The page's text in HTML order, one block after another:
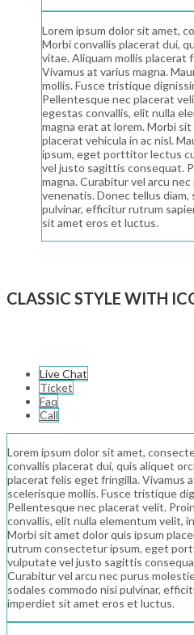
Lorem ipsum dolor sit amet,
Morbi convallis placerat dui,
vitae. Aliquam mollis placerat
Vivamus at varius magna.
mollis. Fusce tristique
Pellentesque nec placerat
egestas convallis, elit nulla
magna erat at lorem. Morbi
placerat vehicula in ac nisl.
ipsum, eget porttitor lectus
vel justo sagittis consequat.
magna. Curabitur vel arcu
venenatis. Donec tellus diam,
pulvinar, efficitur rutrum
sit amet eros et luctus.
CLASSIC STYLE WITH
Live Chat
Ticket
Faq
Call
Lorem ipsum dolor sit amet,
convallis placerat dui, quis aliquet
placerat felis eget fringilla. Vivamus
scelerisque mollis. Fusce tristique
Pellentesque nec placerat velit.
convallis, elit nulla elementum velit,
Morbi sit amet dolor quis ipsum
rutrum consectetur ipsum, eget
vulputate vel justo sagittis
Curabitur vel arcu nec purus
sodales commodo nisi pulvinar,
imperdiet sit amet eros et luctus.